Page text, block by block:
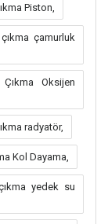
Piston,
çamurluk
Çıkma Oksijen
radyatör,
Kol Dayama,
yedek su